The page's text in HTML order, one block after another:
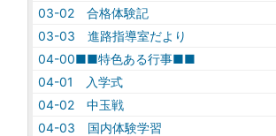
03-02 合格体験記
03-03 進路指導室だより
04-00■■特色ある行事■■
04-01 入学式
04-02 中玉戦
04-03 国内体験学習